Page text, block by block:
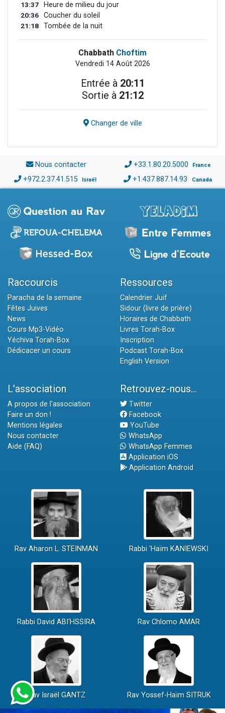
13:37 Heure de milieu du jour
20:36 Coucher du soleil
21:18 Tombée de la nuit
Chabbath Choftim
Vendredi 14 Août 2026
Entrée à 20:11
Sortie à 21:12
Changer de ville
Nous contacter +33.1.80.20.5000 France
+972.2.37.41.515 Israël +1.437.887.14.93 Canada
Raccourcis
Paracha de la semaine
Fêtes Juives
News
Cours Mp3-Vidéo
Yéchiva Torah-Box
Dédicacer un cours
Ressources
Calendrier Juif
Sidour (livre de prière)
Horaires de Chabbath
Livres Torah-Box
Inscription
Podcast Torah-Box
English Version
L'association
A propos de l'association
Faire un don !
Mentions légales
Nous contacter
Aide (FAQ)
Retrouvez-nous...
Twitter
Facebook
YouTube
WhatsApp
WhatsApp Femmes
Application iOS
Application Android
Rav Aharon L. STEINMAN Rabbi 'Haïm KANIEWSKI
Rabbi David ABI'HSSIRA Rav Chlomo AMAR
Rav Israël GANTZ Rav Yossef-Haïm SITRUK